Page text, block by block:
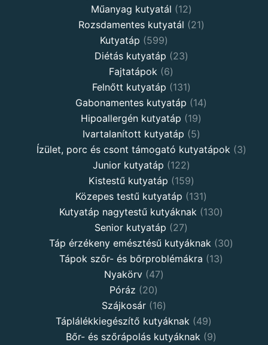
Műanyag kutyatál
12
Rozsdamentes kutyatál
21
Kutyatáp
599
Diétás kutyatáp
23
Fajtatápok
6
Felnőtt kutyatáp
131
Gabonamentes kutyatáp
14
Hipoallergén kutyatáp
19
Ivartalanított kutyatáp
5
Ízület, porc és csont támogató kutyatápok
3
Junior kutyatáp
122
Kistestű kutyatáp
159
Közepes testű kutyatáp
131
Kutyatáp nagytestű kutyáknak
130
Senior kutyatáp
27
Táp érzékeny emésztésű kutyáknak
30
Tápok szőr- és bőrproblémákra
13
Nyakörv
47
Póráz
20
Szájkosár
16
Táplálékkiegészítő kutyáknak
49
Bőr- és szőrápolás kutyáknak
9